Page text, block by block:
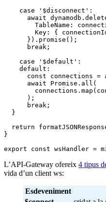
    case '$disconnect':
await
TableName:
Key: {
      }).promise();
      break;
    case '$default':
    default:
const connections =
      await Promise.all(
      );
      break;
  }
return
}
L’API-Gateway ofereix 4 tipus
vida d’un client ws:
Esdeveniment